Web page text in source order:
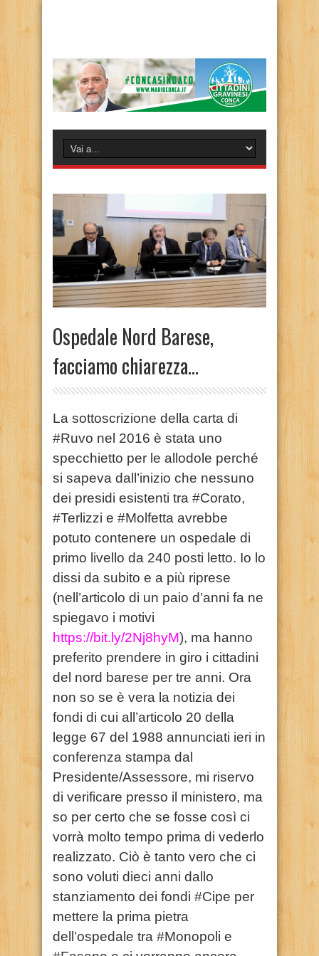
Ospedale Nord Barese,
facciamo chiarezza…
La sottoscrizione della carta di
#Ruvo nel 2016 è stata uno
specchietto per le allodole perché
si sapeva dall’inizio che nessuno
dei presidi esistenti tra #Corato,
#Terlizzi e #Molfetta avrebbe
potuto contenere un ospedale di
primo livello da 240 posti letto. Io lo
dissi da subito e a più riprese
(nell’articolo di un paio d’anni fa ne
spiegavo i motivi
https://bit.ly/2Nj8hyM), ma hanno
preferito prendere in giro i cittadini
del nord barese per tre anni. Ora
non so se è vera la notizia dei
fondi di cui all’articolo 20 della
legge 67 del 1988 annunciati ieri in
conferenza stampa dal
Presidente/Assessore, mi riservo
di verificare presso il ministero, ma
so per certo che se fosse così ci
vorrà molto tempo prima di vederlo
realizzato. Ciò è tanto vero che ci
sono voluti dieci anni dallo
stanziamento dei fondi #Cipe per
mettere la prima pietra
dell’ospedale tra #Monopoli e